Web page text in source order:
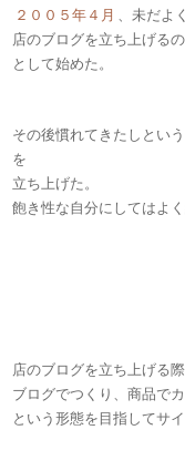
２００５年４月 、未だよ
店のブログを立ち上げる
として始めた。
その後慣れてきたしという
を
立ち上げた。
飽き性な自分にしてはよ
店のブログを立ち上げる
ブログでつくり、商品で
という形態を目指してサ